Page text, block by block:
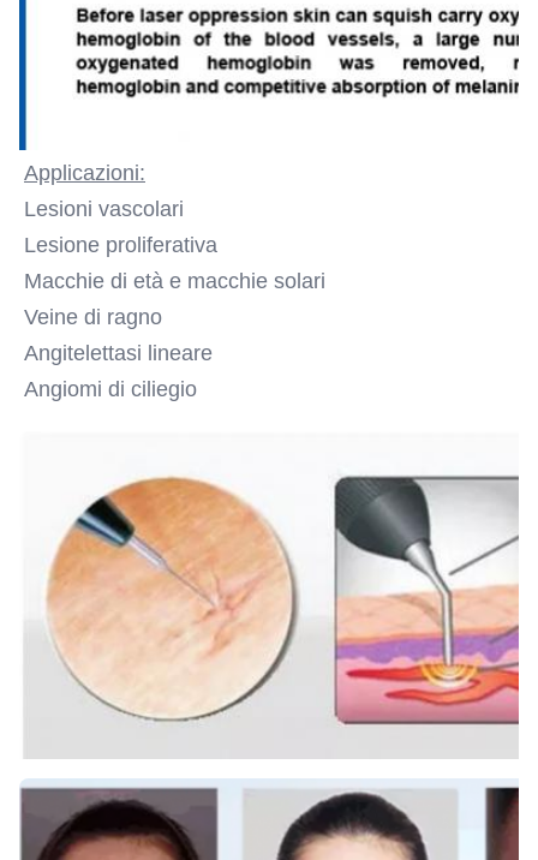
Applicazioni:
Lesioni vascolari
Lesione proliferativa
Macchie di età e macchie solari
Veine di ragno
Angitelettasi lineare
Angiomi di ciliegio